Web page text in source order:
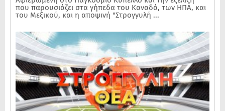
που παρουσιάζει στα γήπεδα του Καναδά, των ΗΠΑ, και
του Μεξικού, και η αποψινή "Στρογγυλή ...